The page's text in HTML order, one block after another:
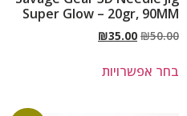
Super Glow – 20gr, 90MM
₪50.00
₪35.00
בחר אפשרויות